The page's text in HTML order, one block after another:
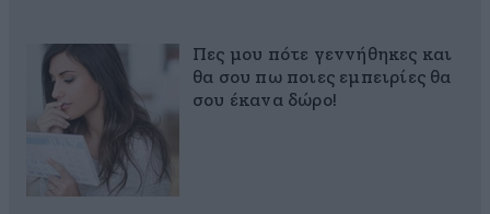
Πες μου πότε γεννήθηκες και
θα σου πω ποιες εμπειρίες θα
σου έκανα δώρο!